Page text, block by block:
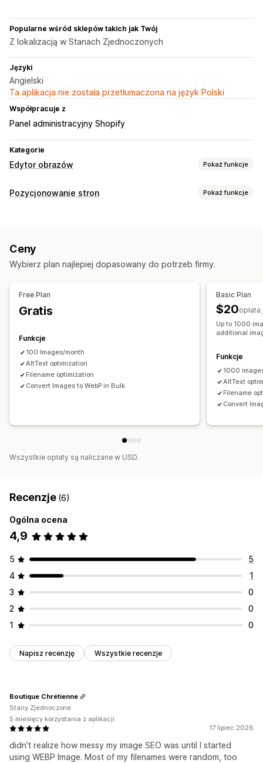
Popularne wśród sklepów takich jak Twój
Z lokalizacją w Stanach Zjednoczonych
Języki
Angielski
Ta aplikacja nie została przetłumaczona na język Polski
Współpracuje z
Panel administracyjny Shopify
Kategorie
Edytor obrazów Pokaż funkcje
Optymalizacja obrazów
Edycja zbiorcza
Alternatywny tekst Nazwy plików
Konwersja formatu
Pozycjonowanie stron Pokaż funkcje
Powolne ładowanie
Ceny
Wybierz plan najlepiej dopasowany do potrzeb firmy.
Free Plan
Gratis
Funkcje
100 Images/month
AltText optimization
Filename optimization
Convert Images to WebP in Bulk
Basic Plan
$20
Up to 1000
additional
Funkcje
1000
AltText
Filename
Convert
Wszystkie opłaty są naliczane w USD.
Recenzje (6)
Ogólna ocena
4,9
5
5
4
1
3
0
2
0
1
0
Napisz recenzję Wszystkie recenzje
17 lipiec 2026
didn’t realize how messy my image SEO was until I started
using WEBP Image. Most of my filenames were random, too
Boutique Chrétienne
Stany Zjednoczone
5 miesięcy korzystania z aplikacji